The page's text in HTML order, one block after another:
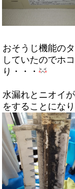
おそうじ機能の
していたのでホ
り・・・
水漏れとニオイ
をすることにな